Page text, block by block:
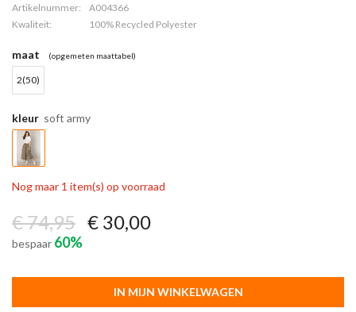
Artikelnummer:
A004366
Kwaliteit:
100% Recycled Polyester
maat (opgemeten maattabel)
2(50)
kleur soft army
Nog maar 1 item(s) op voorraad
€ 74,95 € 30,00
bespaar 60%
IN MIJN WINKELWAGEN